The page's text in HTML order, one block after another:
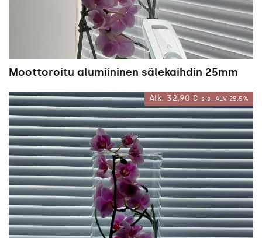
Moottoroitu alumiininen sälekaihdin 25mm
Alk. 32,90 € sis. ALV 25,5%